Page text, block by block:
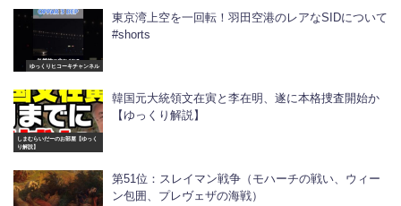
ゆっくりヒコーキチャンネル
東京湾上空を一回転！羽田空港のレアなSIDについて
#shorts
しまむらいだーのお部屋【ゆっく
り解説】
韓国元大統領文在寅と李在明、遂に本格捜査開始か
【ゆっくり解説】
第51位：スレイマン戦争（モハーチの戦い、ウィー
ン包囲、プレヴェザの海戦）